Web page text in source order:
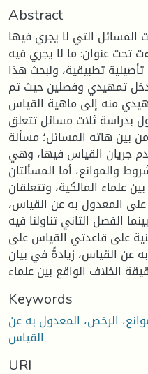
Abstract
التي لا يجري فيها
تحت عنوان: ما لا يجري فيه
تطبيقية، ولبحث هذا
تمهيدي وفصلين حيث تم
منه إلى ماهية القياس
بدراسة ثلاث مسائل تتعلق
بين هاته المسائل؛ مسألة
جريان القياس فيها، وهي
والموانع، أما المسألتان
علماء المالكية، وتتعلقان
المعدول به عن القياس،
بينما الفصل الثاني تناولنا فيه
على قاعدتي القياس على
عن القياس، زيادةً في بيان
الخلاف الواقع بين علماء
Keywords
الرخص، المعدول به عن
القياس.
URI